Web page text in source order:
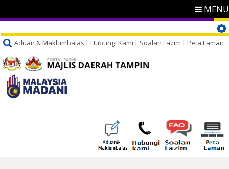
MENU
Aduan & Maklumbalas Hubungi Kami Soalan Lazim Peta Laman